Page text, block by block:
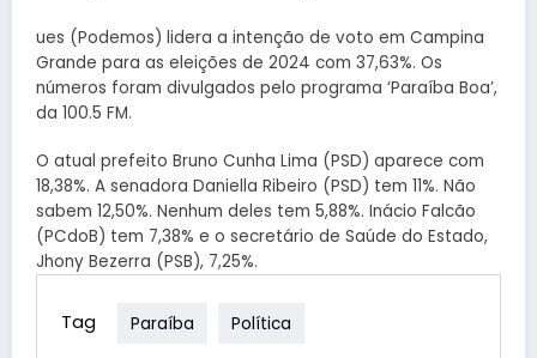
ues (Podemos) lidera a intenção de voto em Campina
Grande para as eleições de 2024 com 37,63%. Os
números foram divulgados pelo programa ‘Paraíba Boa’,
da 100.5 FM.
O atual prefeito Bruno Cunha Lima (PSD) aparece com
18,38%. A senadora Daniella Ribeiro (PSD) tem 11%. Não
sabem 12,50%. Nenhum deles tem 5,88%. Inácio Falcão
(PCdoB) tem 7,38% e o secretário de Saúde do Estado,
Jhony Bezerra (PSB), 7,25%.
Tag Paraíba Política